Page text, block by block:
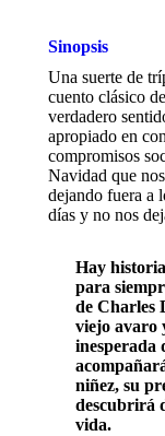
Sinopsis
Una suerte de
cuento clásico
verdadero
apropiado en
compromisos
Navidad que
dejando fuera a
días y no nos
Hay
para
de Charles
viejo avaro
inesperada
niñez, su
descubrirá
vida.